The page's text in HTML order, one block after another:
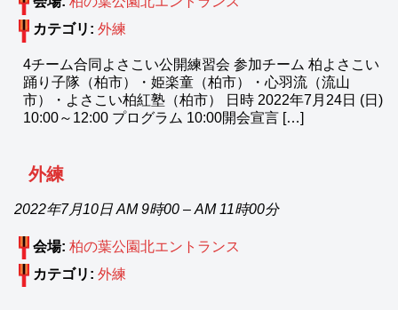
カテゴリ: 外練
4チーム合同よさこい公開練習会 参加チーム 柏よさこい
踊り子隊（柏市）・姫楽童（柏市）・心羽流（流山
市）・よさこい柏紅塾（柏市） 日時 2022年7月24日 (日)
10:00～12:00 プログラム 10:00開会宣言 […]
外練
2022年7月10日 AM 9時00 – AM 11時00分
会場: 柏の葉公園北エントランス
カテゴリ: 外練